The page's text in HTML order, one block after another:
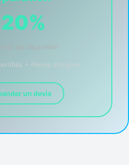
coût de réparation
+ Pièces d'origine
un devis